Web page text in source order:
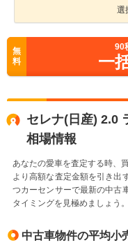
選
無
料
90
一
セレナ(日産) 2.0
相場情報
あなたの愛車を査定する時、
より高額な査定金額を引き出
つカーセンサーで最新の中古
タイミングを見極めましょう。
中古車物件の平均小